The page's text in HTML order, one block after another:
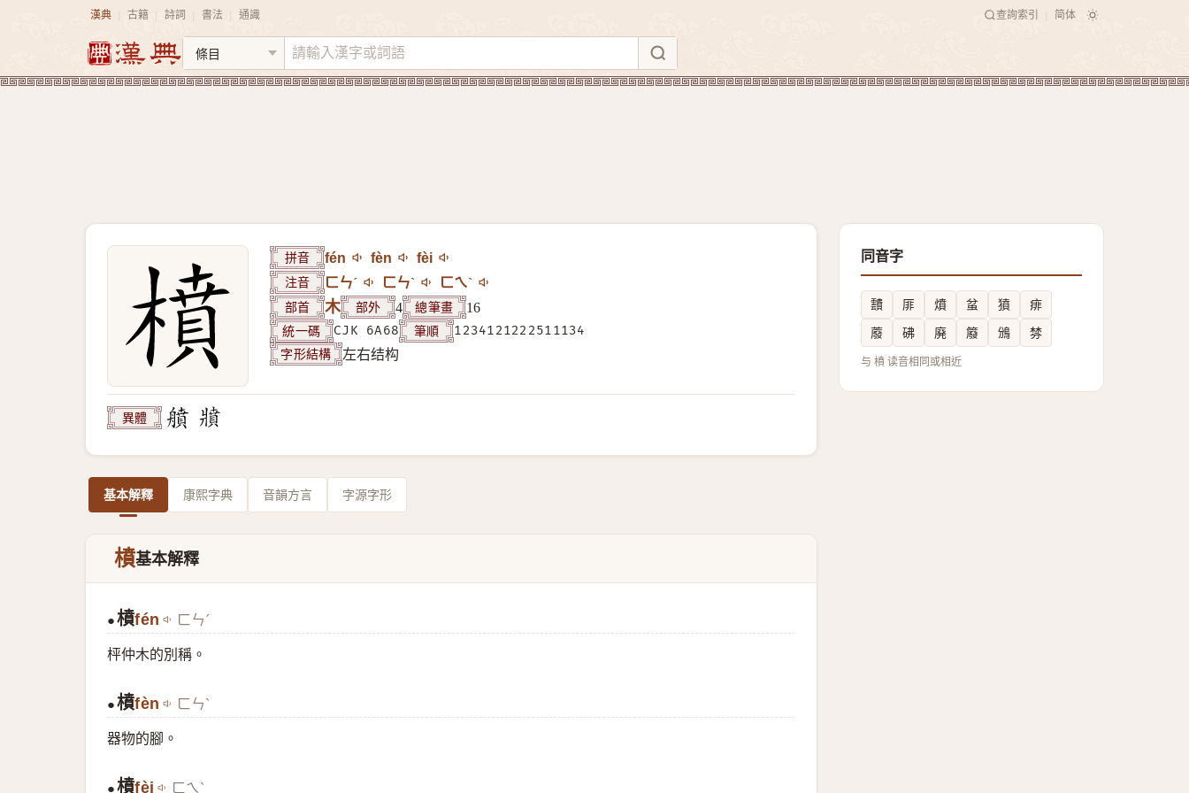
漢典 古籍 詩詞 書法 通識 查詢索引 简体
拼音 fén fèn fèi
注音 ㄈㄣˊ ㄈㄣˋ ㄈㄟˋ
部首 木 部外 4 總筆畫 16
統一碼 CJK 6A68 筆順 1234121222511134
字形結構 左右结构
異體
基本解釋 康熙字典 音韻方言 字源字形
橨基本解釋
● 橨fén ㄈㄣˊ
枰仲木的別稱。
● 橨fèn ㄈㄣˋ
器物的腳。
● 橨fèi ㄈㄟˋ
同音字
靅 厞 燌 蚠 獖
痱
䕠
砩 廃 䉬 鳻 棼
与 橨 读音相同或相近